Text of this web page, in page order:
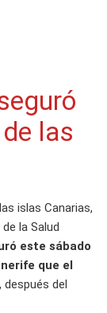
las
islas Canarias,
la Salud
este sábado
que el
, después del